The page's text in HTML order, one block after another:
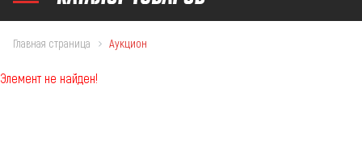
Главная страница Аукцион
Элемент не найден!